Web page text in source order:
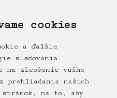
cookies
a ďalšie
sledovania
na zlepšenie vášho
prehliadania našich
stránok, na to, aby